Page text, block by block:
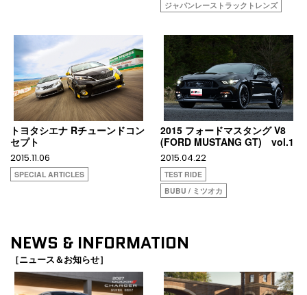
ジャパンレーストラックトレンズ
トヨタシエナ Rチューンドコン
セプト
2015.11.06
SPECIAL ARTICLES
2015 フォードマスタング V8
(FORD MUSTANG GT) vol.1
2015.04.22
TEST RIDE
BUBU / ミツオカ
NEWS & INFORMATION
［ニュース＆お知らせ］